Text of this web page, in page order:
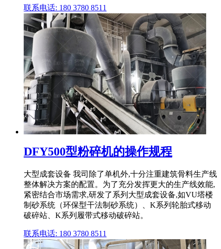
联系电话: 180 3780 8511
DFY500型粉碎机的操作规程
大型成套设备 我司除了单机外,十分注重建筑骨料生产线
整体解决方案的配置。为了充分发挥更大的生产线效能,
紧密结合市场需求,研发了系列大型成套设备,如VU塔楼
制砂系统（环保型干法制砂系统）、K系列轮胎式移动
破碎站、K系列履带式移动破碎站。
联系电话: 180 3780 8511